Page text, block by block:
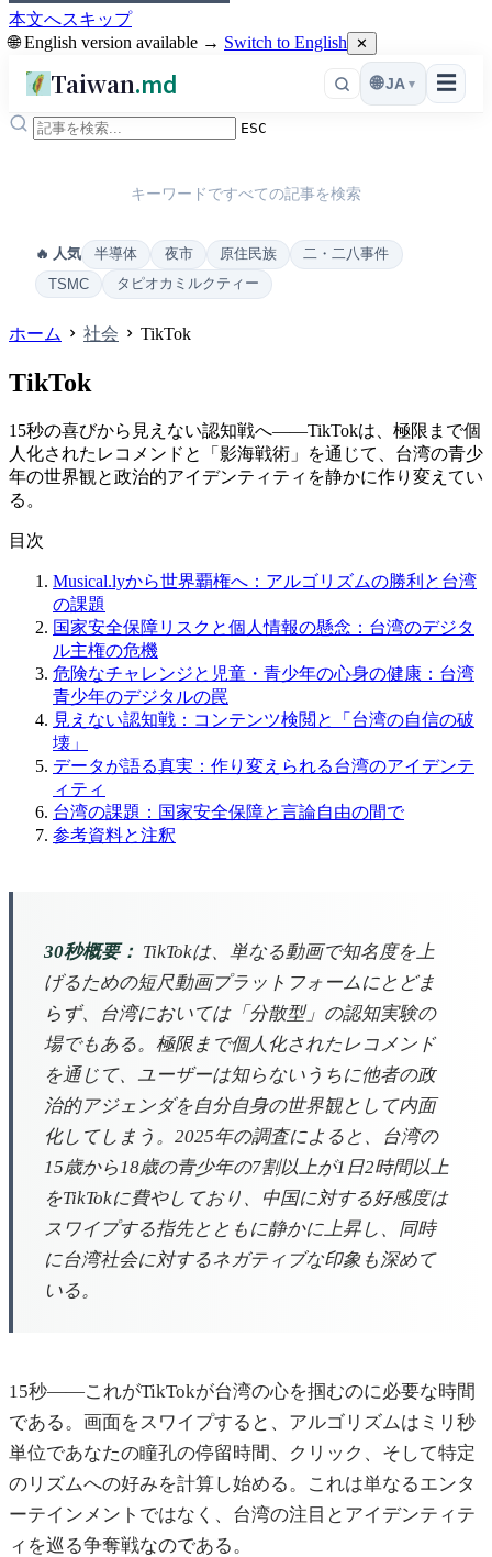
本文へスキップ
🌐 English version available → Switch to English ✕
Taiwan.md ☰
🌐 JA ▾
ESC
キーワードですべての記事を検索
🔥 人気 半導体 夜市 原住民族
二・二八事件
TSMC
タピオカミルクティー
ホーム 社会 TikTok
TikTok
15秒の喜びから見えない認知戦へ――TikTokは、極限まで個
人化されたレコメンドと「影海戦術」を通じて、台湾の青少
年の世界観と政治的アイデンティティを静かに作り変えてい
る。
目次
Musical.lyから世界覇権へ：アルゴリズムの勝利と台湾
の課題
国家安全保障リスクと個人情報の懸念：台湾のデジタ
ル主権の危機
危険なチャレンジと児童・青少年の心身の健康：台湾
青少年のデジタルの罠
見えない認知戦：コンテンツ検閲と「台湾の自信の破
壊」
データが語る真実：作り変えられる台湾のアイデンテ
ィティ
台湾の課題：国家安全保障と言論自由の間で
参考資料と注釈
30秒概要： TikTokは、単なる動画で知名度を上
げるための短尺動画プラットフォームにとどま
らず、台湾においては「分散型」の認知実験の
場でもある。極限まで個人化されたレコメンド
を通じて、ユーザーは知らないうちに他者の政
治的アジェンダを自分自身の世界観として内面
化してしまう。2025年の調査によると、台湾の
15歳から18歳の青少年の7割以上が1日2時間以上
をTikTokに費やしており、中国に対する好感度は
スワイプする指先とともに静かに上昇し、同時
に台湾社会に対するネガティブな印象も深めて
いる。
15秒――これがTikTokが台湾の心を掴むのに必要な時間
である。画面をスワイプすると、アルゴリズムはミリ秒
単位であなたの瞳孔の停留時間、クリック、そして特定
のリズムへの好みを計算し始める。これは単なるエンタ
ーテインメントではなく、台湾の注目とアイデンティテ
ィを巡る争奪戦なのである。